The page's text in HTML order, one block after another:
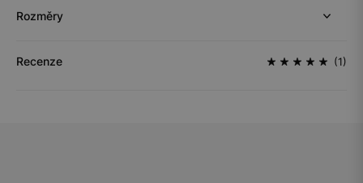
Rozměry
Recenze (1)